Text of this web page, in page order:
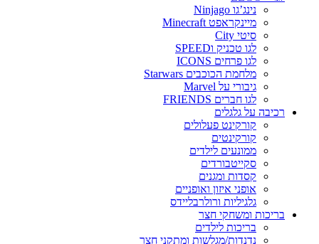
נינג’גו Ninjago
מיינקראפט Minecraft
סיטי City
לגו טכניק וSPEED
לגו פרחים ICONS
מלחמת הכוכבים Starwars
גיבורי על Marvel
לגו חברים FRIENDS
רכיבה על גלגלים
קורקינט פעלולים
קורקינטים
ממונעים לילדים
סקייטבורדים
קסדות ומגנים
אופני איזון ואופניים
גלגיליות ורולרבליידס
בריכות ומשחקי חצר
בריכות לילדים
נדנדות/מגלשות ומתקני חצר